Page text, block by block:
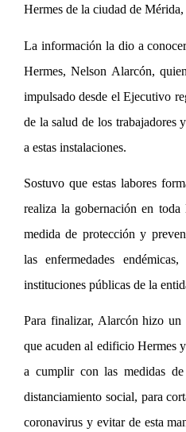
Hermes de la ciudad de
La información la dio a
Hermes, Nelson Alarcón,
impulsado desde el Ejecutivo
de la salud de los trabajadores
a estas instalaciones.
Sostuvo que estas labores
realiza la gobernación en
medida de protección y
las enfermedades
instituciones públicas de la
Para finalizar, Alarcón hizo un
que acuden al edificio Hermes
a cumplir con las medidas
distanciamiento social, para
coronavirus y evitar de esta